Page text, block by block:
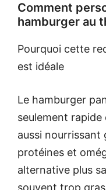
Comment
hamburger au
Pourquoi cette
est idéale
Le hamburger
seulement
aussi nourrissant
protéines et
alternative plus